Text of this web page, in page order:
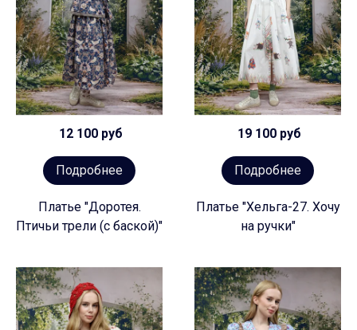
12 100 руб
Подробнее
Платье "Доротея.
Птичьи трели (с баской)"
19 100 руб
Подробнее
Платье "Хельга-27. Хочу
на ручки"